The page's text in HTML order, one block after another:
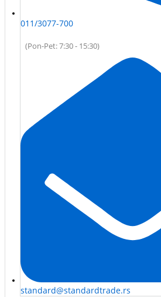
011/3077-700
(Pon-Pet: 7:30 - 15:30)
standard@standardtrade.rs